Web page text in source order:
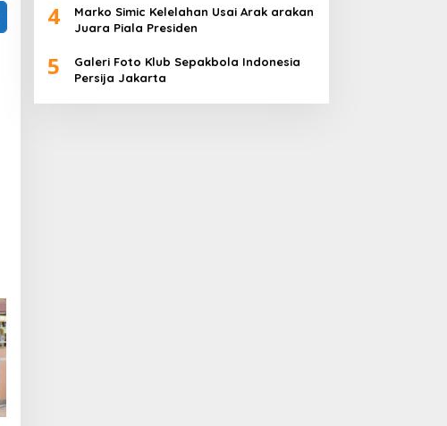
4
Marko Simic Kelelahan Usai Arak arakan
Juara Piala Presiden
5
Galeri Foto Klub Sepakbola Indonesia
Persija Jakarta